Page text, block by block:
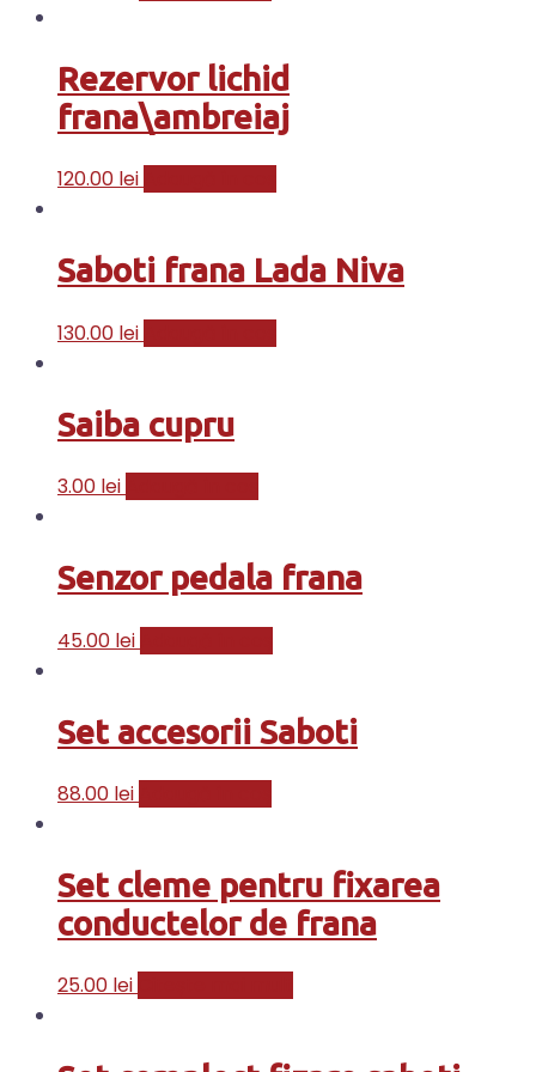
Rezervor lichid
frana\ambreiaj
120.00 lei
Saboti frana Lada Niva
130.00 lei
Saiba cupru
3.00 lei
Senzor pedala frana
45.00 lei
Set accesorii Saboti
88.00 lei
Set cleme pentru fixarea
conductelor de frana
25.00 lei